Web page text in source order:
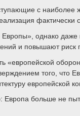
с
однако даже
и повышают риск
«европейской
того, что
европейской
Европа больше не